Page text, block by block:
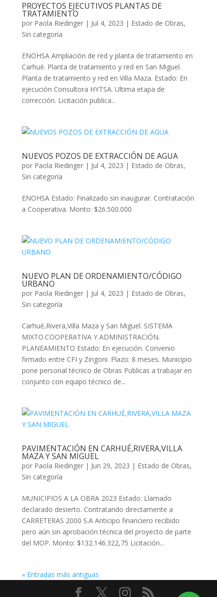
PROYECTOS EJECUTIVOS PLANTAS DE
TRATAMIENTO
por Paola Riedinger| Jul 4, 2023 | Estado de Obras,
Sin categoría
ENOHSA Ampliación de red y planta de tratamiento en
Carhué. Planta de tratamiento y red en San Miguel.
Planta de tratamiento y red en Villa Maza. Estado: En
ejecución Consultora HYTSA. Ultima etapa de
corrección. Licitación publica...
NUEVOS POZOS DE EXTRACCIÓN DE AGUA
por Paola Riedinger| Jul 4, 2023 | Estado de Obras,
Sin categoría
ENOHSA Estado: Finalizado sin inaugurar. Contratación
a Cooperativa. Monto: $26.500.000
NUEVO PLAN DE ORDENAMIENTO/CÓDIGO
URBANO
por Paola Riedinger| Jul 4, 2023 | Estado de Obras,
Sin categoría
Carhué,Rivera,Villa Maza y San Miguel. SISTEMA
MIXTO.COOPERATIVA Y ADMINISTRACIÓN.
PLANEAMIENTO Estado: En ejecución. Convenio
firmado entre CFI y Zingoni. Plazo: 8 meses. Municipio
pone personal técnico de Obras Publicas a trabajar en
conjunto con equipo técnico de...
PAVIMENTACIÓN EN CARHUÉ,RIVERA,VILLA
MAZA Y SAN MIGUEL
por Paola Riedinger| Jun 29, 2023 | Estado de Obras,
Sin categoría
MUNICIPIOS A LA OBRA 2023 Estado: Llamado
declarado desierto. Contratando directamente a
CARRETERAS 2000 S.A Anticipo financiero recibido
pero aún sin aprobación técnica del proyecto de parte
del MOP. Monto: $132.146.322,75 Licitación...
« Entradas más antiguas